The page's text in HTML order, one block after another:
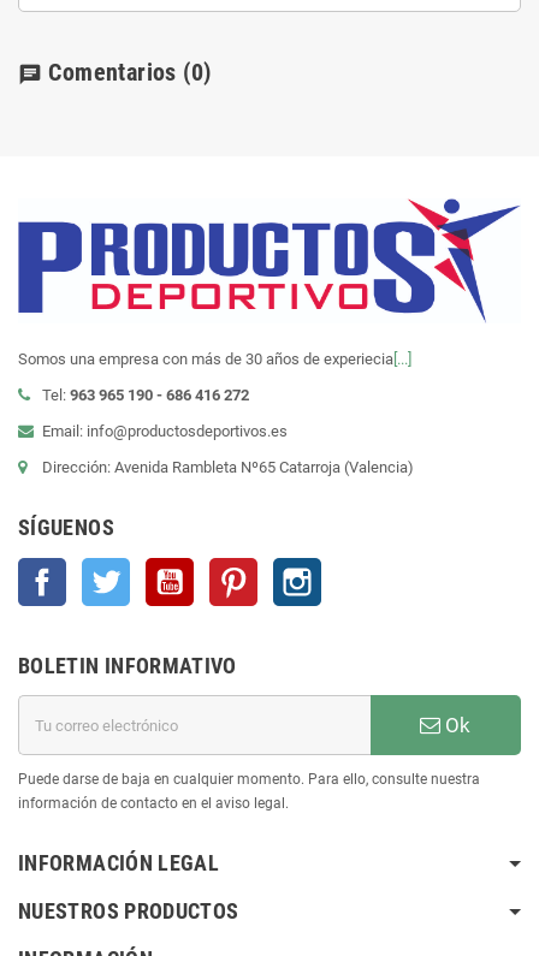
chat Comentarios (0)
Somos una empresa con más de 30 años de experiecia [...]
Tel: 963 965 190 - 686 416 272
Email: info@productosdeportivos.es
Dirección: Avenida Rambleta Nº65 Catarroja (Valencia)
SÍGUENOS
Facebook Twitter YouTube Pinterest
BOLETIN INFORMATIVO
Ok
Puede darse de baja en cualquier momento. Para ello, consulte nuestra
información de contacto en el aviso legal.
INFORMACIÓN LEGAL
NUESTROS PRODUCTOS